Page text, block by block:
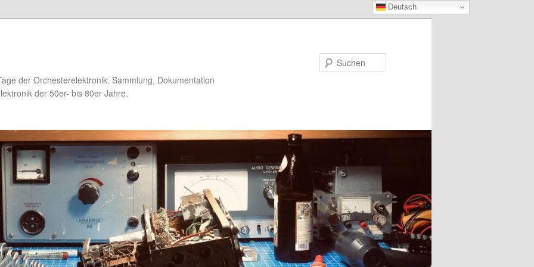
der Orchesterelektronik. Sammlung, Dokumentation
der 50er- bis 80er Jahre.
Deutsch